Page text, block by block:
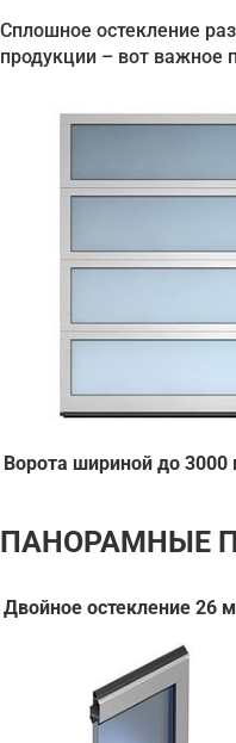
Сплошное остекление
продукции – вот важное
Ворота шириной до
ПАНОРАМНЫЕ
Двойное остекление 26